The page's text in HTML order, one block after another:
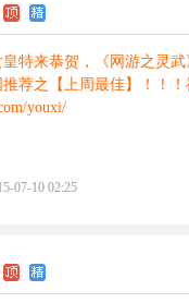
特来恭贺，《网游之灵
荐之【上周最佳】！！
youxi/
07-10 02:25